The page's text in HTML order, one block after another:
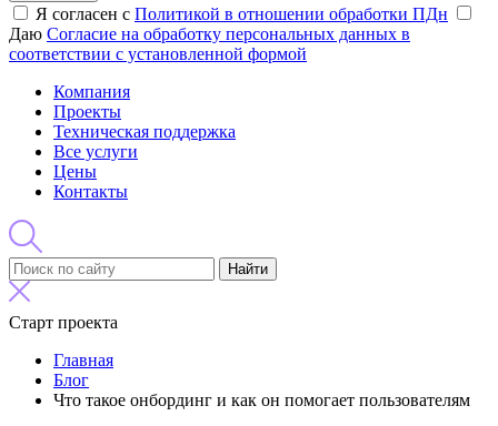
Я согласен с Политикой в отношении обработки ПДн
Даю Согласие на обработку персональных данных в
соответствии с установленной формой
Компания
Проекты
Техническая поддержка
Все услуги
Цены
Контакты
Найти
Старт проекта
Главная
Блог
Что такое онбординг и как он помогает пользователям